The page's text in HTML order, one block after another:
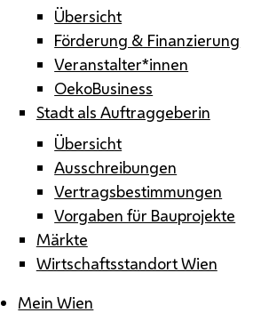
Übersicht
Förderung & Finanzierung
Veranstalter*innen
OekoBusiness
Stadt als Auftraggeberin
Übersicht
Ausschreibungen
Vertragsbestimmungen
Vorgaben für Bauprojekte
Märkte
Wirtschaftsstandort Wien
Mein Wien